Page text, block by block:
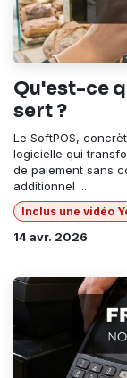
Qu'est-ce
sert ?
Le SoftPOS,
logicielle qui
de paiement sans
additionnel ...
Inclus une vidéo
14 avr. 2026